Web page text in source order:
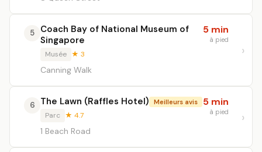
5
Coach Bay of National Museum of
Singapore
Musée ★ 3
Canning Walk
5 min
à pied
6 The Lawn (Raffles Hotel) Meilleurs avis
Parc ★ 4.7
1 Beach Road
5 min
à pied